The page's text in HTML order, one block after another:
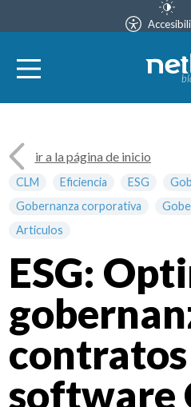
CLM Eficiencia ESG
Gobernanza corporativa
Articulos
ir a la página de inicio
ESG:
software